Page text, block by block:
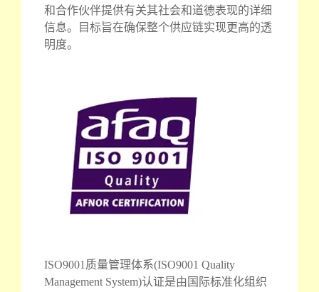
和合作伙伴提供有关其社会和道德表现的详细
信息。目标旨在确保整个供应链实现更高的透
明度。
ISO9001质量管理体系(ISO9001 Quality
Management System)认证是由国际标准化组织